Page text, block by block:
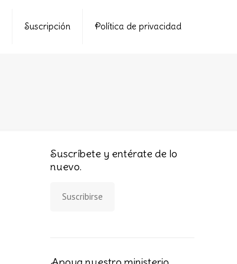
Suscripción Política de privacidad
Suscríbete y entérate de lo
nuevo.
Suscribirse